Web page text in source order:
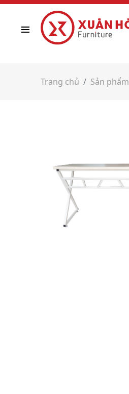
Trang chủ Sản phẩm